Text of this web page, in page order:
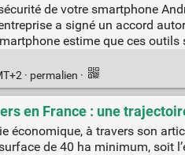
de votre smartphone
a signé un accord
estime que ces
· permalien ·
en France : une
économique, à travers son
de 40 ha minimum, soit